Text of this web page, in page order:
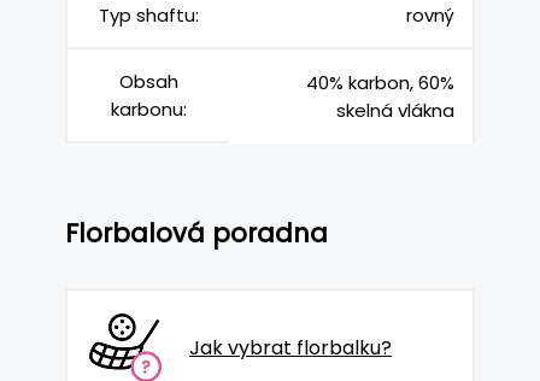
Typ shaftu: rovný
Obsah
karbonu:
40% karbon, 60%
skelná vlákna
Florbalová poradna
Jak vybrat florbalku?